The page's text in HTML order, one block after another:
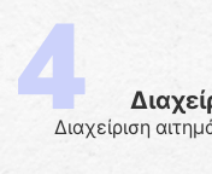
Διαχείριση